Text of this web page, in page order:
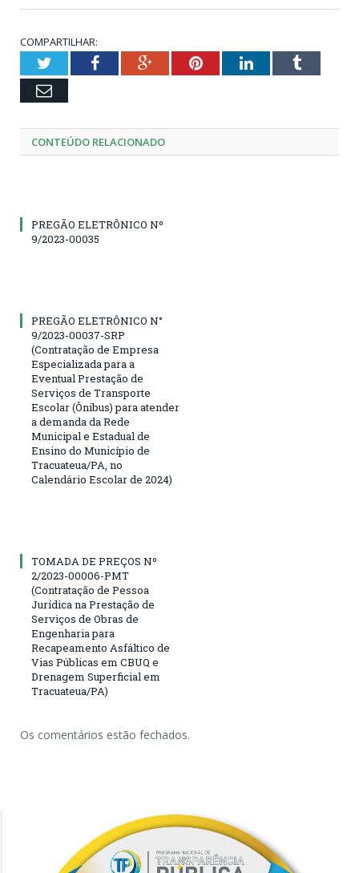
COMPARTILHAR:
TwitterFacebookGoogle+PinterestLinkedInTumblr
Email
CONTEÚDO RELACIONADO
PREGÃO ELETRÔNICO Nº
9/2023-00035
PREGÃO ELETRÔNICO N°
9/2023-00037-SRP
(Contratação de Empresa
Especializada para a
Eventual Prestação de
Serviços de Transporte
Escolar (Ônibus) para atender
a demanda da Rede
Municipal e Estadual de
Ensino do Município de
Tracuateua/PA, no
Calendário Escolar de 2024)
TOMADA DE PREÇOS Nº
2/2023-00006-PMT
(Contratação de Pessoa
Jurídica na Prestação de
Serviços de Obras de
Engenharia para
Recapeamento Asfáltico de
Vias Públicas em CBUQ e
Drenagem Superficial em
Tracuateua/PA)
Os comentários estão fechados.